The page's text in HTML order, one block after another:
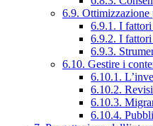
6.9.
6.9.1. I fattori
6.9.2. I fattori
6.9.3.
6.10. Gestire i
6.10.1.
6.10.2.
6.10.3.
6.10.4.